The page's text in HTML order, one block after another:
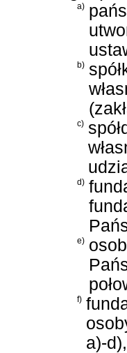
a)
b)
c)
d)
e)
f)
a)-d),